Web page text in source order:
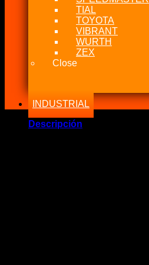
TIAL
TOYOTA
VIBRANT
WURTH
ZEX
Close
INDUSTRIAL
Descripción